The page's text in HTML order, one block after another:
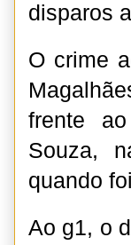
disparos
O crime
frente
Souza,
quando
Ao g1, o